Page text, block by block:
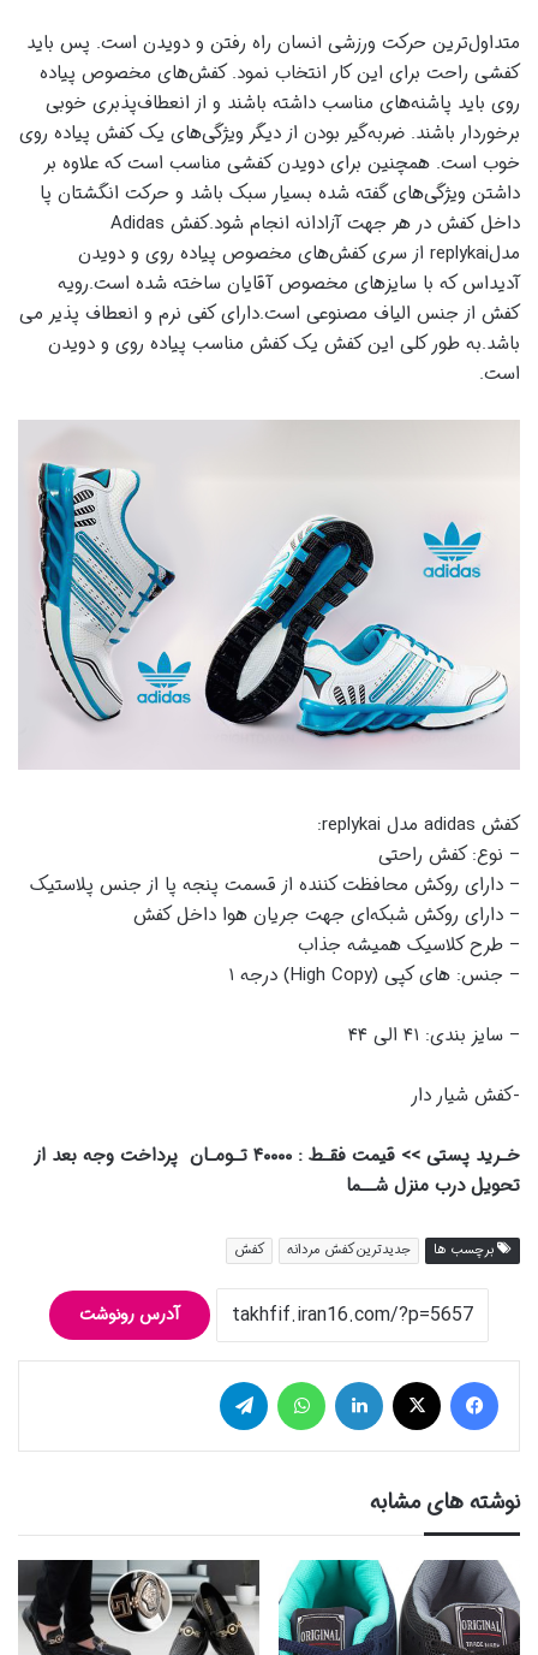
متداول‌ترین حرکت ورزشی انسان راه رفتن و دویدن است. پس باید
کفشی راحت برای این کار انتخاب نمود. کفش‌های مخصوص پیاده
روی باید پاشنه‌های مناسب داشته باشند و از انعطاف‌پذبری خوبی
برخوردار باشند. ضربه‌گیر بودن از دیگر ویژگی‌های یک کفش پیاده روی
خوب است. همچنین برای دویدن کفشی مناسب است که علاوه بر
داشتن ویژگی‌‌های گفته شده بسیار سبک باشد و حرکت انگشتان پا
داخل کفش در هر جهت آزادانه انجام شود.کفش Adidas
مدلreplykai از سری کفش‌‌های مخصوص پیاده روی و دویدن
آدیداس که با سایزهای مخصوص آقایان ساخته شده است.رویه
کفش از جنس الیاف مصنوعی است.دارای کفی نرم و انعطاف پذیر می
باشد.به طور کلی این کفش یک کفش مناسب پیاده روی و دویدن
است.
کفش adidas مدل replykai:
– نوع: کفش راحتی
– دارای روکش محافظت کننده از قسمت پنجه پا از جنس پلاستیک
– دارای روکش شبکه‌ای جهت جریان هوا داخل کفش
– طرح کلاسیک همیشه جذاب
– جنس: های کپی (High Copy) درجه ۱
– سایز بندی: ۴۱ الی ۴۴
-کفش شیار دار
خـرید پستی >> قیمت فقـط : ۴۰۰۰۰ تـومـان پرداخت وجه بعد از
تحویل درب منزل شــما
برچسب ها جدیدترین کفش مردانه کفش
آدرس رونوشت
فیس بوک لینکدین
نوشته های مشابه